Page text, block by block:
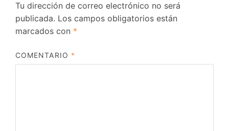
Tu dirección de correo electrónico no será
publicada. Los campos obligatorios están
marcados con *
COMENTARIO *